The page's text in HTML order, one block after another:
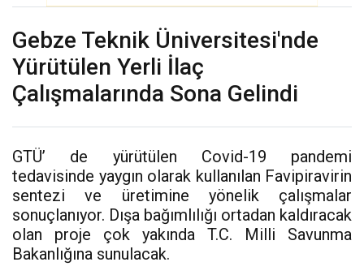
Gebze Teknik Üniversitesi'nde
Yürütülen Yerli İlaç
Çalışmalarında Sona Gelindi
GTÜ’ de yürütülen Covid-19 pandemi
tedavisinde yaygın olarak kullanılan Favipiravirin
sentezi ve üretimine yönelik çalışmalar
sonuçlanıyor. Dışa bağımlılığı ortadan kaldıracak
olan proje çok yakında T.C. Milli Savunma
Bakanlığına sunulacak.